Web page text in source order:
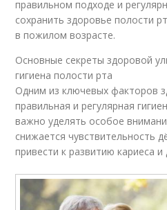
правильном подходе и
сохранить здоровье полости
в пожилом возрасте.
Основные секреты здоровой
гигиена полости рта
Одним из ключевых факторов
правильная и регулярная
важно уделять особое
снижается чувствительность
привести к развитию кариеса и